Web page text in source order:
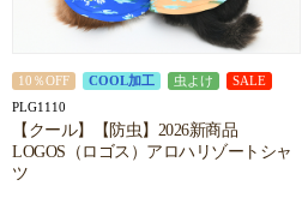
10％OFF COOL加工 虫よけ SALE
PLG1110
【クール】【防虫】2026新商品
LOGOS（ロゴス）アロハリゾートシャ
ツ